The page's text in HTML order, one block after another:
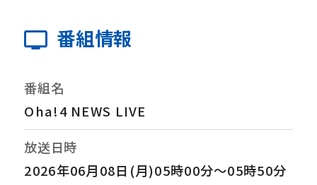
番組情報
番組名
Oha!4 NEWS LIVE
放送日時
2026年06月08日(月)05時00分～05時50分